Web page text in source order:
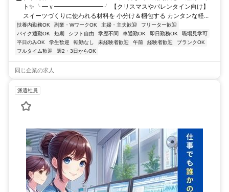
ト✨ ╰━ｖ━━━━━━━━╯ 【クリスマスやバレンタイン向け】
スイーツづくりに使われる材料を 小分け＆梱包する カンタンな軽...
扶養内勤務OK 副業・WワークOK 主婦・主夫歓迎
フリーター歓迎
バイク通勤OK
短期 シフト自由 学歴不問 車通勤OK 即日勤務OK
職場見学可
平日のみOK
学生歓迎 転勤なし 未経験者歓迎 午前 経験者歓迎
ブランクOK
フルタイム歓迎
週2・3日からOK
同じ企業の求人
派遣社員